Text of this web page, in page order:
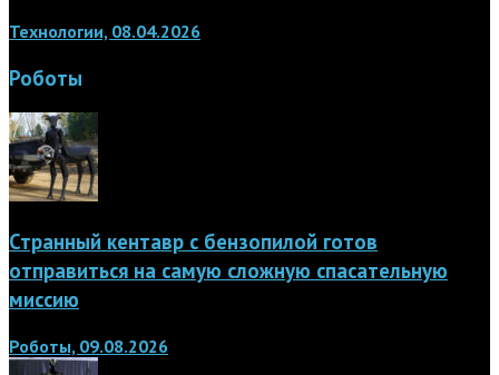
Технологии, 08.04.2026
Роботы
Странный кентавр с бензопилой готов
отправиться на самую сложную спасательную
миссию
Роботы, 09.08.2026